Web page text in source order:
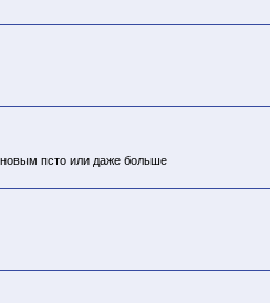
новым псто или даже больше